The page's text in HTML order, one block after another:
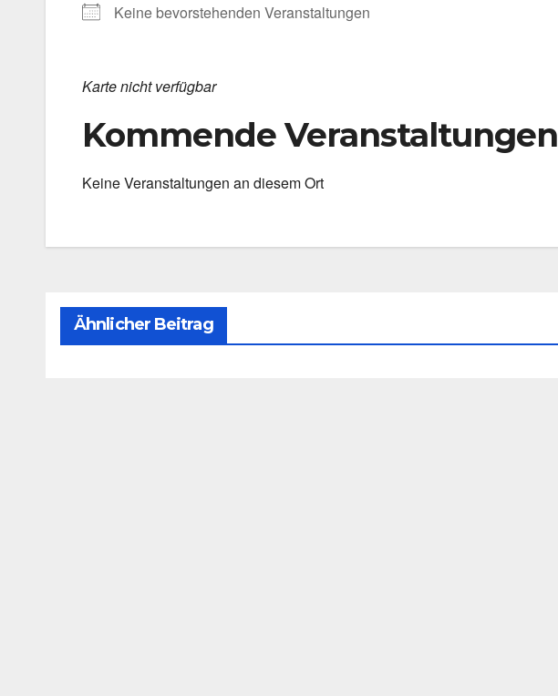
Kei­ne bevor­ste­hen­den Ver­an­stal­tun­gen
Kar­te nicht ver­füg­bar
Kommende Veranstaltungen
Kei­ne Ver­an­stal­tun­gen an die­sem Ort
Ähnlicher Beitrag